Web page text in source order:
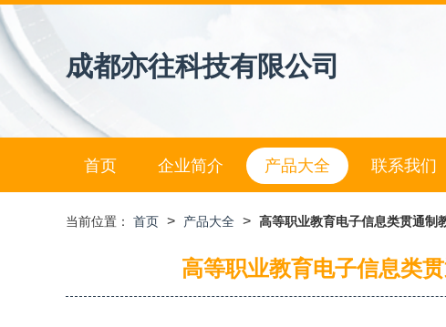
成都亦往科技有限公司
首页 企业简介 产品大全 联系我们
当前位置： 首页 > 产品大全 > 高等职业教育电子信息类贯通制
高等职业教育电子信息类